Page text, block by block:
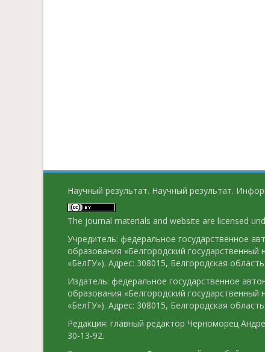
Научный результат. Научный результат.
The journal materials and website are licensed
Учредитель: федеральное государственное
образования «Белгородский
«БелГУ»). Адрес: 308015, Белгородская
Издатель: федеральное государственное
образования «Белгородский
«БелГУ»). Адрес: 308015, Белгородская
Редакция: главный редактор Черноморец
30-13-92.